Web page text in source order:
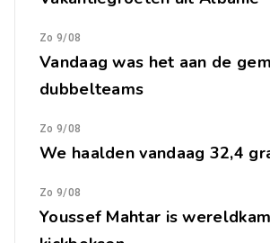
Zo 9/08
Vandaag was het aan de
dubbelteams
Zo 9/08
We haalden vandaag 32,4
Zo 9/08
Youssef Mahtar is